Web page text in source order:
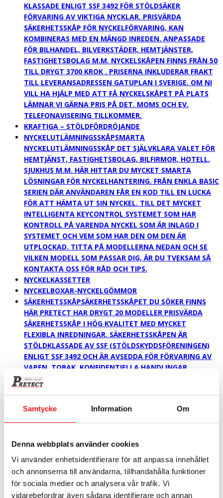
Samtycke Information Om
Denna webbplats använder cookies
Vi använder enhetsidentifierare för att anpassa innehållet
och annonserna till användarna, tillhandahålla funktioner
för sociala medier och analysera vår trafik. Vi
vidarebefordrar även sådana identifierare och annan
KLASSADE ENLIGT SSF 3492 FÖR STÖLDSÄKER
FÖRVARING AV VIKTIGA NYCKLAR. PRISVÄRDA
SÄKERHETSSKÅP FÖR NYCKELFÖRVARING, KAN
KOMBINERAS MED EN MÄNGD INREDEN. ANPASSADE
FÖR BILHANDEL, BILVERKSTÄDER, HEMTJÄNSTER,
FASTIGHETSBOLAG M.M. NYCKELSKÅPEN FINNS FRÅN 50
TILL DRYGT 3700 KROK . PRISERNA INKLUDERAR FRAKT
TILL LEVERANSADRESSEN GATUPLAN I SVERIGE. OM NI
VILL HA HJÄLP MED ATT FÅ NYCKELSKÅPET PÅ PLATS
LÄMNAR VI GÄRNA PRIS PÅ DET. MOMS OCH EV.
TELEFONAVISERING TILLKOMMER.
KRAFTIGA – STÖLDFÖRDRÖJANDE
NYCKELUTLÄMNINGSSKÅPSMARTA
NYCKELUTLÄMNINGSSKÅP DET SJÄLVKLARA VALET FÖR
HEMTJÄNST, FASTIGHETSBOLAG, BILFIRMOR, HOTELL,
SJUKHUS M.M. HÄR HITTAR DU MYCKET SMARTA
LÖSNINGAR FÖR NYCKELHANTERING. FRÅN ENKLA BASIC
SERIEN DÄR ANVÄNDAREN FÅR EN KOD TILL EN LUCKA
FÖR ATT HÄMTA UT SIN NYCKEL. TILL DET MYCKET
INTELLIGENTA KEYCONTROL SYSTEMET SOM HAR
KONTROLL PÅ VARENDA NYCKEL SOM ÄR INLAGD I
SYSTEMET OCH VEM SOM HAR DEN OM DEN ÄR
UTPLOCKAD. TITTA PÅ MODELLERNA NEDAN OCH SE
VILKEN MODELL SOM PASSAR DIG, ÄR DU TVEKSAM SÅ
KONTAKTA OSS FÖR RÅD OCH TIPS.
NYCKELKASSETTER
NYCKELBOXAR-NYCKELGÖMMOR
SÄKERHETSSKÅPSÄKERHETSSKÅPET DU SÖKER FINNS
HÄR PRETECT HAR DRYGT 20 MODELLER PRISVÄRDA
SÄKERHETSSKÅP I HÖG KVALITET MED MYCKET
FLEXIBLA INREDNINGAR. SÄKERHETSSKÅPEN ÄR
STÖLDKLASSADE AV SSF (STÖLDSKYDDSFÖRENINGEN)
ENLIGT SSF 3492 OCH ÄR AVSEDDA FÖR FÖRVARING AV
VAPEN, TOBAK, KONFIDENTIELLA HANDLINGAR,
BÄRBARA DATORER, ELEKTRONISK UTRUSTNING ETC.
SÄKERHETSSKÅPEN ÄR BYGGDA I 4 MM STÅLPLÅT MED
DYRKFRITT NYCKELLÅS ALT. GODKÄNT ELEKTRONISKT
KODLÅS. SKÅP SOM VÄGER UNDER 150 KG MÅSTE
DITT SÄKERHETSSKÅP PÅ TILLBEHÖRSLISTAN FINNS
LÅSBARA FACK OCH FACKMODULER,
NYCKELINREDNINGAR FRÅN 13 KROK TILL 880 KROK,
LAPTOPINSATSER, UTDRAGBARA HÄNGMAPPSRAMAR
M.M. MED VÅR EFFELTIVA LAPTOPINSATS KAN MAN FÅ